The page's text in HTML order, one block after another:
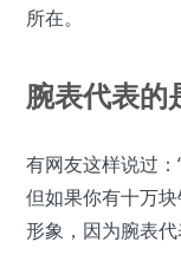
所在。
腕表代表的
有网友这样说过
但如果你有十万
形象，因为腕表